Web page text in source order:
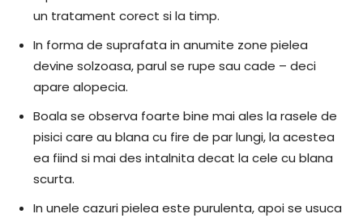
un tratament corect si la timp.
In forma de suprafata in anumite zone pielea
devine solzoasa, parul se rupe sau cade – deci
apare alopecia.
Boala se observa foarte bine mai ales la rasele de
pisici care au blana cu fire de par lungi, la acestea
ea fiind si mai des intalnita decat la cele cu blana
scurta.
In unele cazuri pielea este purulenta, apoi se usuca